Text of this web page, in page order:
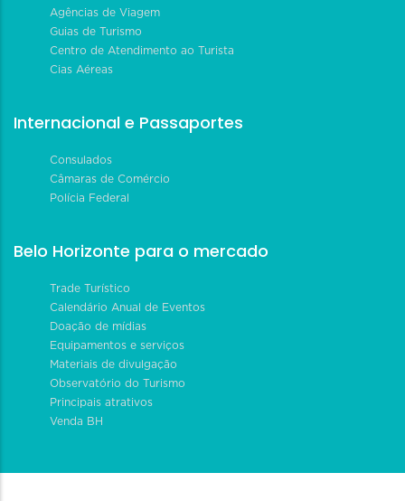
Agências de Viagem
Guias de Turismo
Centro de Atendimento ao Turista
Cias Aéreas
Internacional e Passaportes
Consulados
Câmaras de Comércio
Polícia Federal
Belo Horizonte para o mercado
Trade Turístico
Calendário Anual de Eventos
Doação de mídias
Equipamentos e serviços
Materiais de divulgação
Observatório do Turismo
Principais atrativos
Venda BH